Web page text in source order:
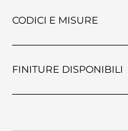
CODICI E MISURE
FINITURE DISPONIBILI